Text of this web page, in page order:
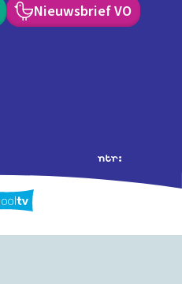
Nieuwsbrief VO